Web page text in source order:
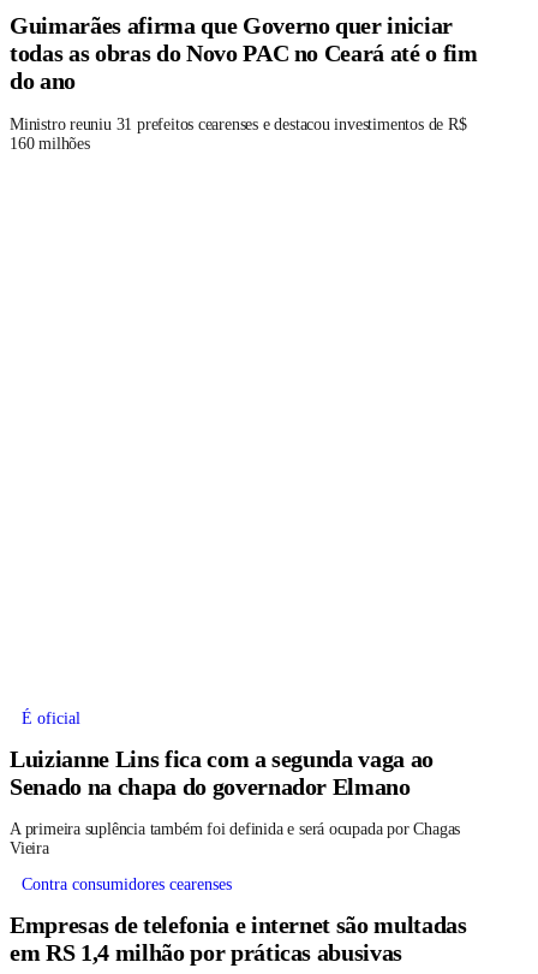
Guimarães afirma que Governo quer iniciar
todas as obras do Novo PAC no Ceará até o fim
do ano
Ministro reuniu 31 prefeitos cearenses e destacou investimentos de R$
160 milhões
É oficial
Luizianne Lins fica com a segunda vaga ao
Senado na chapa do governador Elmano
A primeira suplência também foi definida e será ocupada por Chagas
Vieira
Contra consumidores cearenses
Empresas de telefonia e internet são multadas
em RS 1,4 milhão por práticas abusivas